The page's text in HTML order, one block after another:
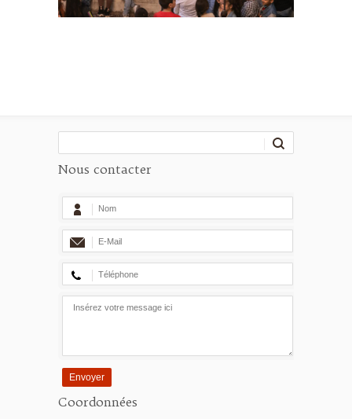
Nous contacter
Envoyer
Coordonnées